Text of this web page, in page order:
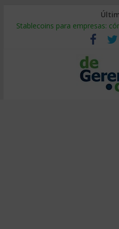
Stablecoins para empresas:
Despido silencioso: qué es y
IA en selección de personal:
Trabajo forzoso en la cadena
Mercado hispano de EE. UU.: